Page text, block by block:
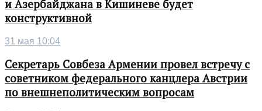
и Азербайджана в Кишиневе будет
конструктивной
31 мая 10:04
Секретарь Совбеза Армении провел встречу с
советником федерального канцлера Австрии
по внешнеполитическим вопросам